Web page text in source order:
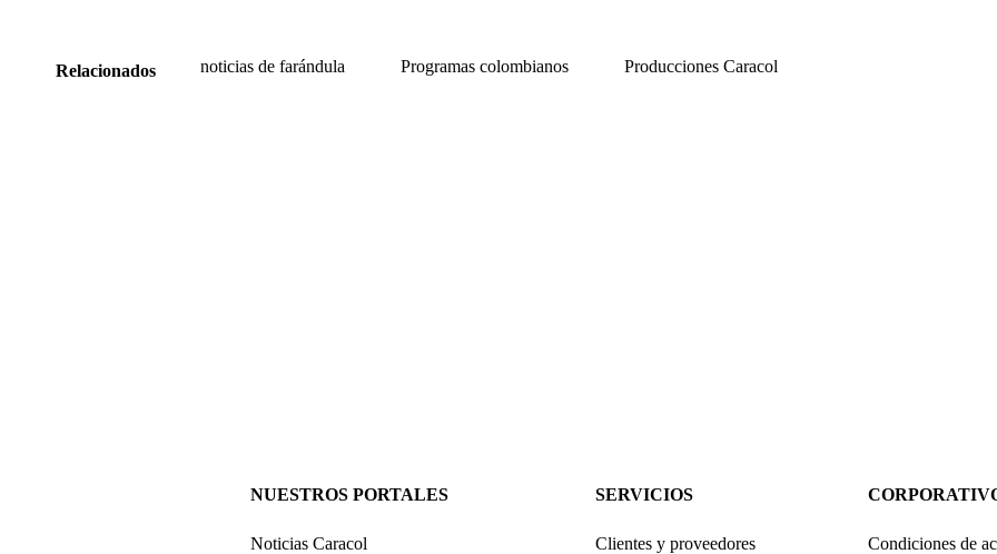
Relacionados noticias de farándula Programas colombianos Producciones Caracol
NUESTROS PORTALES
Noticias Caracol
SERVICIOS
Clientes y proveedores Condiciones de